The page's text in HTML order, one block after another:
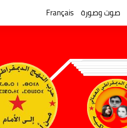
صوت وصورة Français